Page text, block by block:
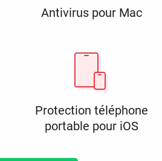
Antivirus pour Mac
Protection téléphone
portable pour iOS